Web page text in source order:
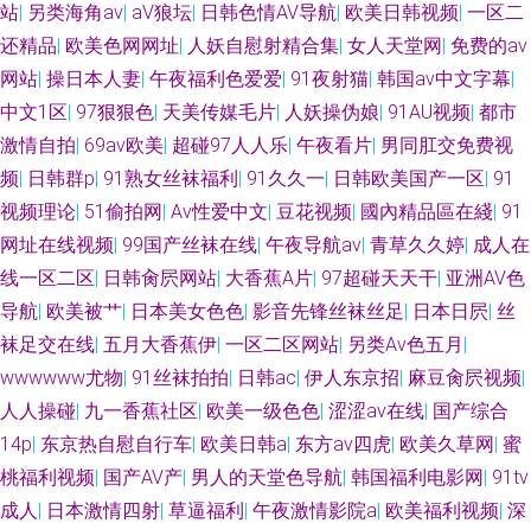
站| 另类海角av| aV狼坛| 日韩色情AV导航| 欧美日韩视频| 一区二
还精品| 欧美色网网址| 人妖自慰射精合集| 女人天堂网| 免费的av
网站| 操日本人妻| 午夜福利色爱爱| 91夜射猫| 韩国av中文字幕|
中文1区| 97狠狠色| 天美传媒毛片| 人妖操伪娘| 91AU视频| 都市
激情自拍| 69av欧美| 超碰97人人乐| 午夜看片| 男同肛交免费视
频| 日韩群p| 91熟女丝袜福利| 91久久一| 日韩欧美国产一区| 91
视频理论| 51偷拍网| Av性爱中文| 豆花视频| 國內精品區在綫| 91
网址在线视频| 99国产丝袜在线| 午夜导航av| 青草久久婷| 成人在
线一区二区| 日韩肏屄网站| 大香蕉A片| 97超碰天天干| 亚洲AV色
导航| 欧美被艹| 日本美女色色| 影音先锋丝袜丝足| 日本日屄| 丝
袜足交在线| 五月大香蕉伊| 一区二区网站| 另类Av色五月 |
wwwwww尤物| 91丝袜拍拍| 日韩ac| 伊人东京招| 麻豆肏屄视频|
人人操碰| 九一香蕉社区| 欧美一级色色| 涩涩av在线| 国产综合
14p| 东京热自慰自行车| 欧美日韩a| 东方av四虎| 欧美久草网| 蜜
桃福利视频| 国产AV产| 男人的天堂色导航| 韩国福利电影网| 91tv
成人| 日本激情四射| 草逼福利| 午夜激情影院a| 欧美福利视频| 深